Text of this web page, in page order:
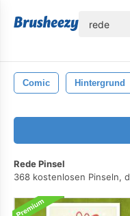
Comic Hintergrund
Rede Pinsel
368 kostenlosen Pinseln,